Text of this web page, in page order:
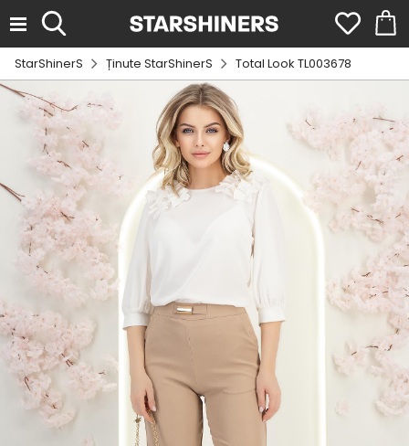
StarShinerS Ținute StarShinerS Total Look TL003678